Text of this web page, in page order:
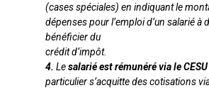
(cases spéciales) en indiquant le
dépenses pour l’emploi d’un salarié à
bénéficier du
crédit d’impôt.
4. Lesalarié est rémunéré via le CESU
particulier s’acquitte des cotisations via